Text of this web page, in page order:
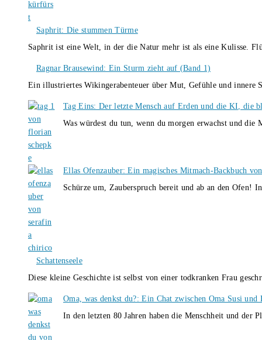
Saphrit: Die stummen Türme
Saphrit ist eine Welt, in der die Natur mehr ist als eine Kulisse.
Ragnar Brausewind: Ein Sturm zieht auf (Band 1)
Ein illustriertes Wikingerabenteuer über Mut, Gefühle und
Tag Eins: Der letzte Mensch auf Erden und die KI, die
Was würdest du tun, wenn du morgen erwachst und
Ellas Ofenzauber: Ein magisches Mitmach-Backbuch
Schürze um, Zauberspruch bereit und ab an den Ofen!
Schattenseele
Diese kleine Geschichte ist selbst von einer todkranken Frau
Oma, was denkst du?: Ein Chat zwischen Oma Susi
In den letzten 80 Jahren haben die Menschheit und